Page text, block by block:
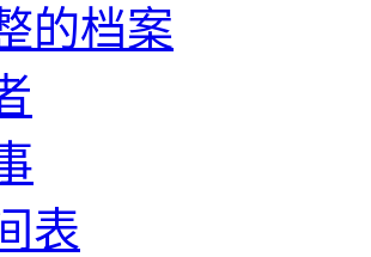
的档案
表